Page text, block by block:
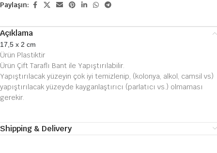
Paylaşın:
Açıklama
17,5 x 2 cm
Ürün Plastiktir
Ürün Çift Taraflı Bant ile Yapıştırılabilir.
Yapıştırılacak yüzeyin çok iyi temizlenip, (kolonya, alkol, camsil vs)
yapıştırılacak yüzeyde kayganlaştırıcı (parlatıcı vs.) olmaması
gerekir.
Shipping & Delivery